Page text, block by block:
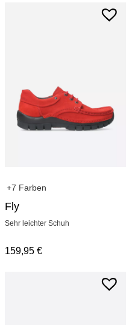
+7 Farben
Fly
Sehr leichter Schuh
159,95€